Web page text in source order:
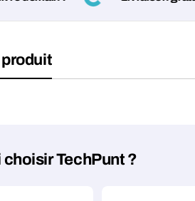
TechPunt ?